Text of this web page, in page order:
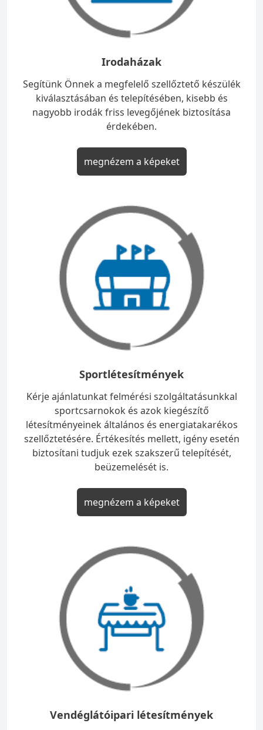
Irodaházak
Segítünk Önnek a megfelelő szellőztető készülék
kiválasztásában és telepítésében, kisebb és
nagyobb irodák friss levegőjének biztosítása
érdekében.
megnézem a képeket
Sportlétesítmények
Kérje ajánlatunkat felmérési szolgáltatásunkkal
sportcsarnokok és azok kiegészítő
létesítményeinek általános és energiatakarékos
szellőztetésére. Értékesítés mellett, igény esetén
biztosítani tudjuk ezek szakszerű telepítését,
beüzemelését is.
megnézem a képeket
Vendéglátóipari létesítmények